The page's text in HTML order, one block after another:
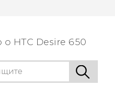
о HTC Desire 650